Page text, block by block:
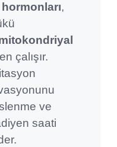
,
çalışır.
ve
saati